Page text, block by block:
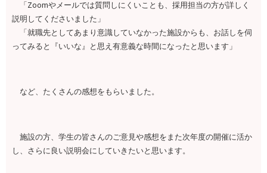
「Zoomやメールでは質問しにくいことも、採用担当の方が詳しく
説明してくださいました」
「就職先としてあまり意識していなかった施設からも、お話しを伺
ってみると『いいな』と思え有意義な時間になったと思います」
など、たくさんの感想をもらいました。
施設の方、学生の皆さんのご意見や感想をまた次年度の開催に活か
し、さらに良い説明会にしていきたいと思います。